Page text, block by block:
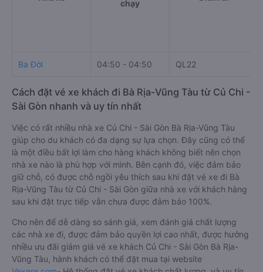
chạy
Ba Đời 04:50 - 04:50 QL22
Cách đặt vé xe khách đi Bà Rịa-Vũng Tàu từ Củ Chi -
Sài Gòn nhanh và uy tín nhất
Việc có rất nhiều nhà xe Củ Chi - Sài Gòn Bà Rịa-Vũng Tàu
giúp cho du khách có đa dạng sự lựa chọn. Đây cũng có thể
là một điều bất lợi làm cho hàng khách không biết nên chọn
nhà xe nào là phù hợp với mình. Bên cạnh đó, việc đảm bảo
giữ chỗ, có được chỗ ngồi yêu thích sau khi đặt vé xe đi Bà
Rịa-Vũng Tàu từ Củ Chi - Sài Gòn giữa nhà xe với khách hàng
sau khi đặt trực tiếp vẫn chưa được đảm bảo 100%.
Cho nên để dễ dàng so sánh giá, xem đánh giá chất lượng
các nhà xe đi, được đảm bảo quyền lợi cao nhất, được hưởng
nhiều ưu đãi giảm giá vé xe khách Củ Chi - Sài Gòn Bà Rịa-
Vũng Tàu, hành khách có thể đặt mua tại website